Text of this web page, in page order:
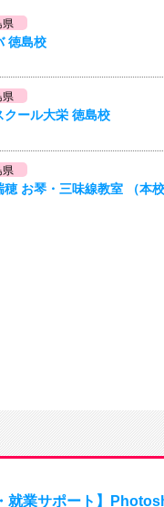
県
徳島校
県
クール大栄 徳島校
県
穂 お琴・三味線教室 （本校
就業サポート】